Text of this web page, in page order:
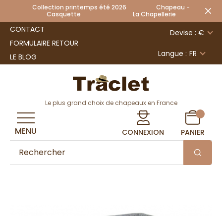
Collection printemps été 2026 Chapeau -
Casquette La Chapellerie
CONTACT
FORMULAIRE RETOUR
LE BLOG
Devise : €
Langue : FR
Le plus grand choix de chapeaux en France
CONNEXION PANIER
MENU